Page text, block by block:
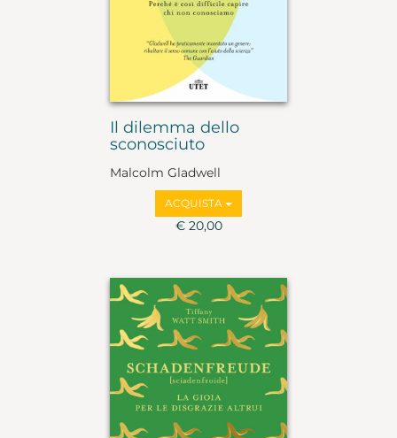
Il dilemma dello
sconosciuto
Malcolm Gladwell
ACQUISTA
€ 20,00